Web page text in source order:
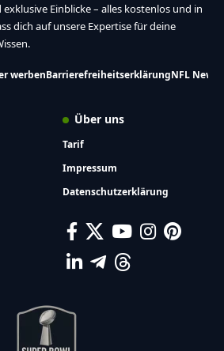
Einblicke – alles kostenlos und in
dich auf unsere Expertise für deine
werbenBarrierefreiheitserklärungNFL News
Über uns
Tarif
Impressum
Datenschutzerklärung